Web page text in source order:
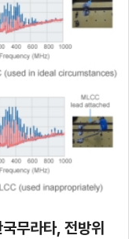
무라타, 전방위